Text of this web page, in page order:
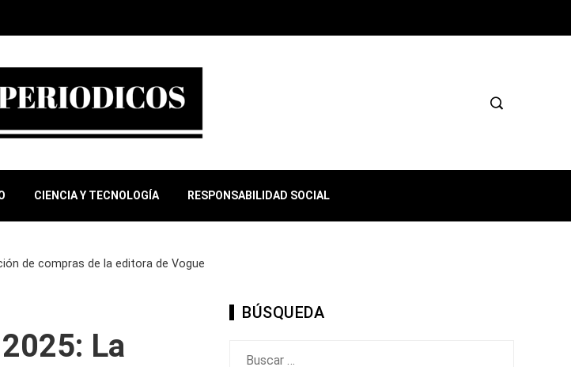
CIENCIA Y TECNOLOGÍA RESPONSABILIDAD SOCIAL
de compras de la editora de Vogue
La
BÚSQUEDA